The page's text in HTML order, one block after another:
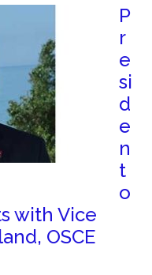
P
r
e
si
d
e
n
t
o
with Vice
OSCE